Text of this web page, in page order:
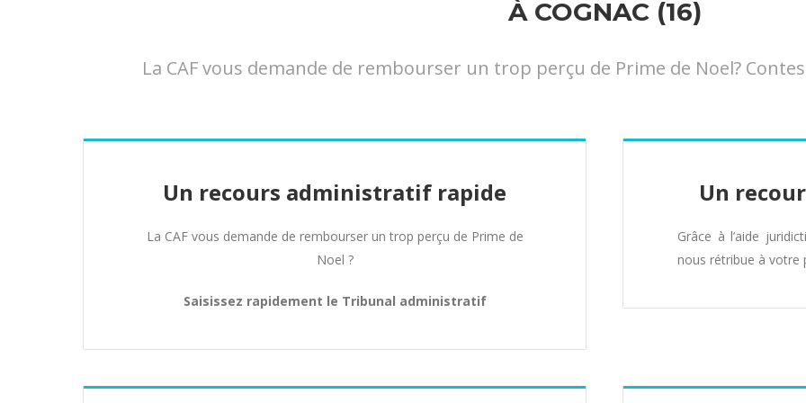
À COGNAC (16)
La CAF vous demande de rembourser un trop perçu de Prime de Noel?
Un recours administratif rapide
La CAF vous demande de rembourser un trop perçu de Prime de
Noel ?
Saisissez rapidement le Tribunal administratif
Un
Grâce à l’aide
nous rétribue à votre